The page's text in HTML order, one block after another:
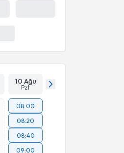
10 Ağu
Pzt
08:00
08:20
08:40